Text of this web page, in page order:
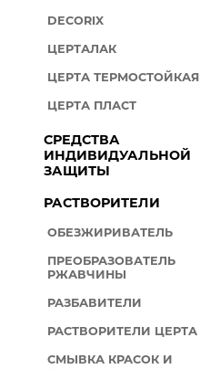
DECORIX
ЦЕРТАЛАК
ЦЕРТА ТЕРМОСТОЙКАЯ
ЦЕРТА ПЛАСТ
СРЕДСТВА
ИНДИВИДУАЛЬНОЙ
ЗАЩИТЫ
РАСТВОРИТЕЛИ
ОБЕЗЖИРИВАТЕЛЬ
ПРЕОБРАЗОВАТЕЛЬ
РЖАВЧИНЫ
РАЗБАВИТЕЛИ
РАСТВОРИТЕЛИ ЦЕРТА
СМЫВКА КРАСОК И